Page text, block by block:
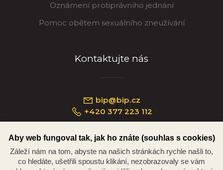
Oznámení protiprávního jednání
Pomoc obětem sexuálního zneužívání
Kontaktujte nás
bip@bip.cz
+420 377 223 112
Náměstí Republiky 234/35, 301 00 Plzeň
Aby web fungoval tak, jak ho znáte (souhlas s cookies)
Záleží nám na tom, abyste na našich stránkách rychle našli to,
co hledáte, ušetřili spoustu klikání, nezobrazovaly se vám